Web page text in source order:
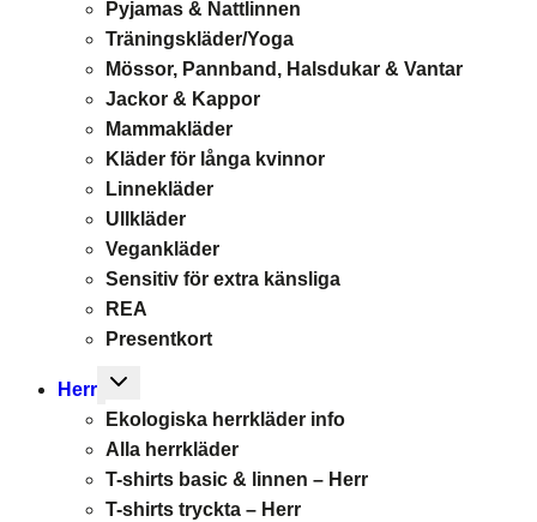
Pyjamas & Nattlinnen
Träningskläder/Yoga
Mössor, Pannband, Halsdukar & Vantar
Jackor & Kappor
Mammakläder
Kläder för långa kvinnor
Linnekläder
Ullkläder
Vegankläder
Sensitiv för extra känsliga
REA
Presentkort
Herr
Toggle
menu
Ekologiska herrkläder info
Alla herrkläder
T-shirts basic & linnen – Herr
T-shirts tryckta – Herr